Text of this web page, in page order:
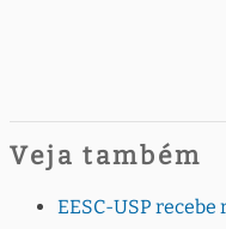
Veja também
EESC-USP